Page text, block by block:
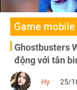
Game mobile
Ghostbusters
động với tân
Hy 25/